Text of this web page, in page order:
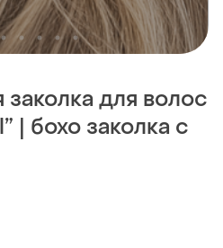
для волос
| бохо заколка с